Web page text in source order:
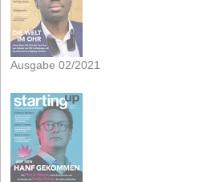
Ausgabe 02/2021